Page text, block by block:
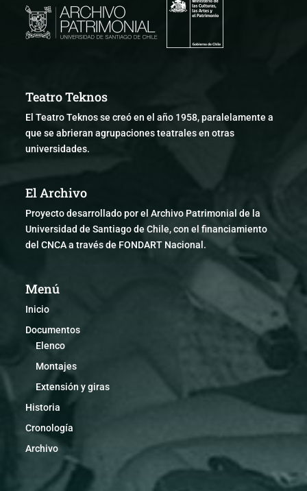
Teatro Teknos
El Teatro Teknos se creó en el año 1958, paralelamente a
que se abrieran agrupaciones teatrales en otras
universidades.
El Archivo
Proyecto desarrollado por el Archivo Patrimonial de la
Universidad de Santiago de Chile, con el financiamiento
del CNCA a través de FONDART Nacional.
Menú
Inicio
Documentos
Elenco
Montajes
Extensión y giras
Historia
Cronología
Archivo